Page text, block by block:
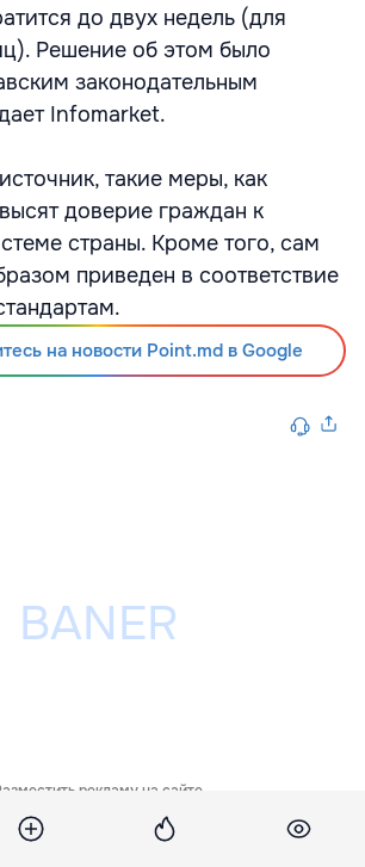
до двух недель (для
Решение об этом было
законодательным
Infomarket.
такие меры, как
доверие граждан к
страны. Кроме того, сам
приведен в соответствие
на новости Point.md в Google
рекламу на сайте